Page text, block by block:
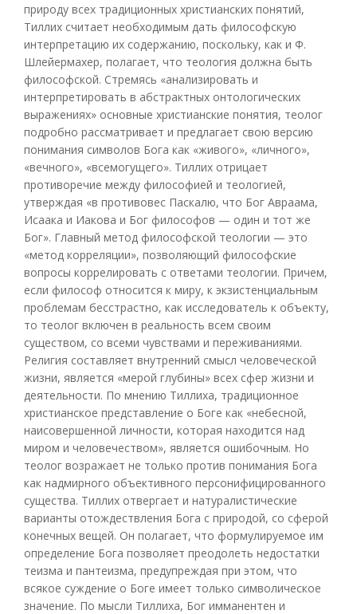
природу всех традиционных христианских понятий,
Тиллих считает необходимым дать философскую
интерпретацию их содержанию, поскольку, как и Ф.
Шлейермахер, полагает, что теология должна быть
философской. Стремясь «анализировать и
интерпретировать в абстрактных онтологических
выражениях» основные христианские понятия, теолог
подробно рассматривает и предлагает свою версию
понимания символов Бога как «живого», «личного»,
«вечного», «всемогущего». Тиллих отрицает
противоречие между философией и теологией,
утверждая «в противовес Паскалю, что Бог Авраама,
Исаака и Иакова и Бог философов — один и тот же
Бог». Главный метод философской теологии — это
«метод корреляции», позволяющий философские
вопросы коррелировать с ответами теологии. Причем,
если философ относится к миру, к экзистенциальным
проблемам бесстрастно, как исследователь к объекту,
то теолог включен в реальность всем своим
существом, со всеми чувствами и переживаниями.
Религия составляет внутренний смысл человеческой
жизни, является «мерой глубины» всех сфер жизни и
деятельности. По мнению Тиллиха, традиционное
христианское представление о Боге как «небесной,
наисовершенной личности, которая находится над
миром и человечеством», является ошибочным. Но
теолог возражает не только против понимания Бога
как надмирного объективного персонифицированного
существа. Тиллих отвергает и натуралистические
варианты отождествления Бога с природой, со сферой
конечных вещей. Он полагает, что формулируемое им
определение Бога позволяет преодолеть недостатки
теизма и пантеизма, предупреждая при этом, что
всякое суждение о Боге имеет только символическое
значение. По мысли Тиллиха, Бог имманентен и